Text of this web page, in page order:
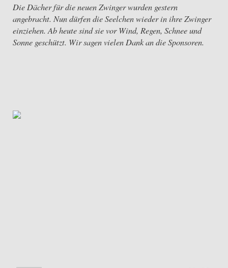
Die Dächer für die neuen Zwinger wurden gestern
angebracht. Nun dürfen die Seelchen wieder in ihre Zwinger
einziehen. Ab heute sind sie vor Wind, Regen, Schnee und
Sonne geschützt. Wir sagen vielen Dank an die Sponsoren.